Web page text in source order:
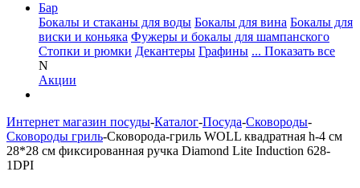
Бар
Бокалы и стаканы для воды Бокалы для вина Бокалы для
виски и коньяка Фужеры и бокалы для шампанского
Стопки и рюмки Декантеры Графины ... Показать все
N
Акции
Интернет магазин посуды-Каталог-Посуда-Сковороды-
Сковороды гриль-Сковорода-гриль WOLL квадратная h-4 см
28*28 см фиксированная ручка Diamond Lite Induction 628-
1DPI